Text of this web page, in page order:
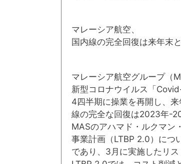
マレーシア航空、
国内線の完全回復は来年末
マレーシア航空グループ（
新型コロナウイルス「
4四半期に操業を再開し、
線の完全な回復は2023年-
MASのアハマド・ルクマン
事業計画（LTBP 2.0）につ
であり、3月に実施したリ